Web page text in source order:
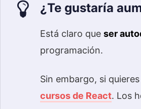
¿Te gustaría
Está claro que ser
programación.
Sin embargo, si
cursos de React. Los